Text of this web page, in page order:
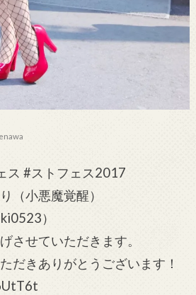
ス #ストフェス2017
（小悪魔覚醒）
）
させていただきます。
だきありがとうございます！